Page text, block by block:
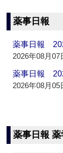
薬事日報
薬事日報
2026年08月07
薬事日報
2026年08月05
薬事日報